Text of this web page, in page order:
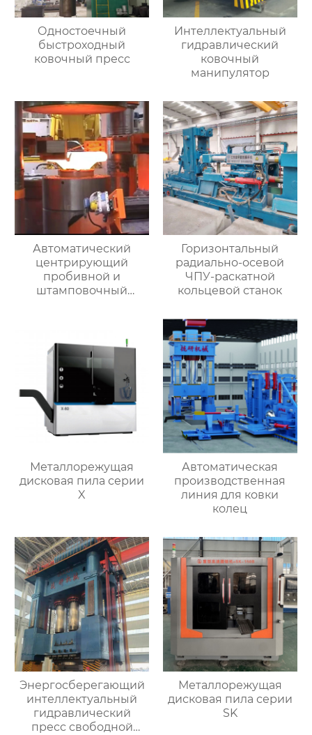
Одностоечный
быстроходный
ковочный пресс
Интеллектуальный
гидравлический
ковочный
манипулятор
Автоматический
центрирующий
пробивной и
штамповочный
Горизонтальный
радиально-осевой
ЧПУ-раскатной
кольцевой станок
Металлорежущая
дисковая пила серии
X
Автоматическая
производственная
линия для ковки
колец
Энергосберегающий
интеллектуальный
гидравлический
пресс свободной
Металлорежущая
дисковая пила серии
SK